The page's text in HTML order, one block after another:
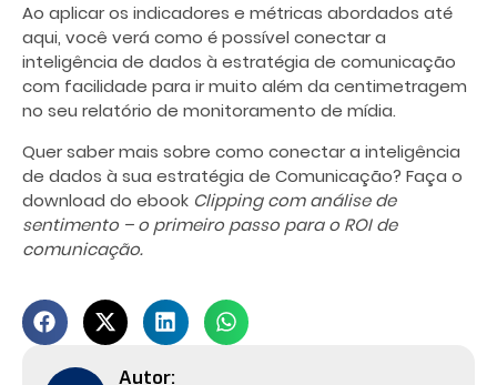
Ao aplicar os indicadores e métricas abordados até
aqui, você verá como é possível conectar a
inteligência de dados à estratégia de comunicação
com facilidade para ir muito além da centimetragem
no seu relatório de monitoramento de mídia.
Quer saber mais sobre como conectar a inteligência
de dados à sua estratégia de Comunicação? Faça o
download do ebook Clipping com análise de
sentimento – o primeiro passo para o ROI de
comunicação.